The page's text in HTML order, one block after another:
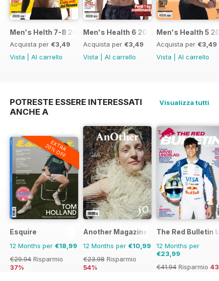
Men's Helth 7-8 2017
Acquista per €3,49
Vista
Al carrello
Men's Health 6 2017
Acquista per €3,49
Vista
Al carrello
Men's Health 5
Acquista per €3,49
Vista
Al carrello
POTRESTE ESSERE INTERESSATI
ANCHE A
Visualizza tutti
EXTRA
20% OFF
Esquire
12 Months per €18,99
€29.94 Risparmio
37%
Another Magazine
12 Months per €10,99
€23.98 Risparmio
54%
The Red Bulletin
12 Months per
€23,99
€41.94 Risparmio